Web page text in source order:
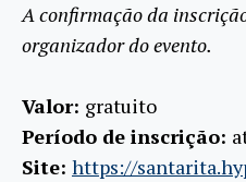
A confirmação da
organizador do evento.
Valor: gratuito
Período de inscrição:
Site: https://